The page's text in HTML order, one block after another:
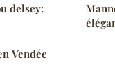
delsey:
Vendée